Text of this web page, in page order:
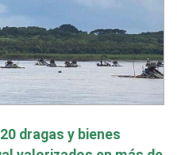
dragas y bienes